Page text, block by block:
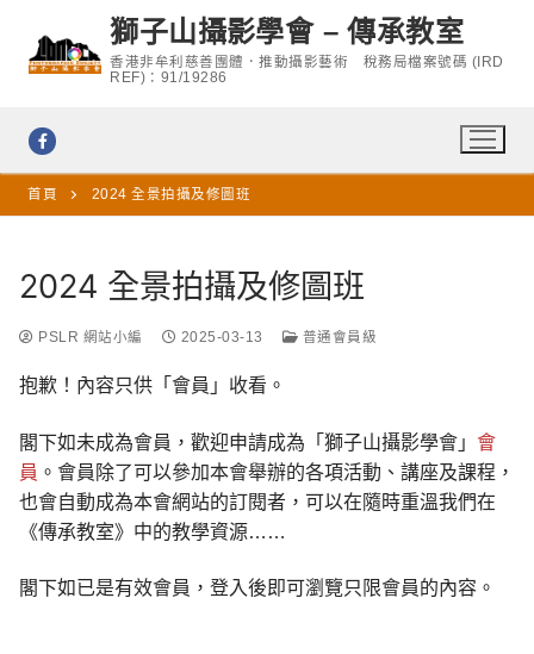
content
獅子山攝影學會 – 傳承教室
香港非牟利慈善團體．推動攝影藝術 稅務局檔案號碼 (IRD
REF)：91/19286
首頁 2024 全景拍攝及修圖班
2024 全景拍攝及修圖班
PSLR 網站小編 2025-03-13 普通會員級
抱歉！內容只供「會員」收看。
閣下如未成為會員，歡迎申請成為「獅子山攝影學會」 會
員 。會員除了可以參加本會舉辦的各項活動、講座及課程，
也會自動成為本會網站的訂閱者，可以在隨時重溫我們在
《傳承教室》中的教學資源……
閣下如已是有效會員，登入後即可瀏覽只限會員的內容。